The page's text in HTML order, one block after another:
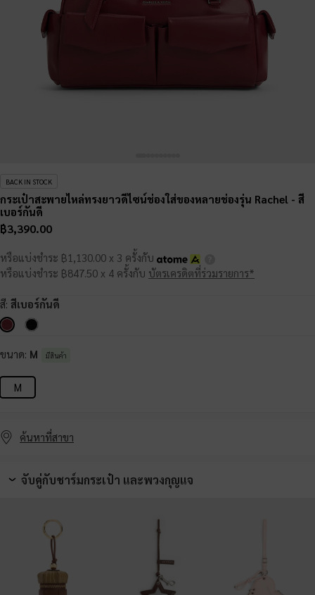
BACK IN STOCK
กระเป๋าสะพายไหล่ทรงยาวดีไซน์ช่องใส่ของหลายช่องรุ่น Rachel - สี
เบอร์กันดี
฿3,390.00
หรือแบ่งชำระ ฿1,130.00 x 3 ครั้งกับ
หรือแบ่งชำระ ฿847.50 x 4 ครั้งกับ บัตรเครดิตที่ร่วมรายการ*
สี: สีเบอร์กันดี
ขนาด: M มีสินค้า
M
ค้นหาที่สาขา
จับคู่กับชาร์มกระเป๋า และพวงกุญแจ